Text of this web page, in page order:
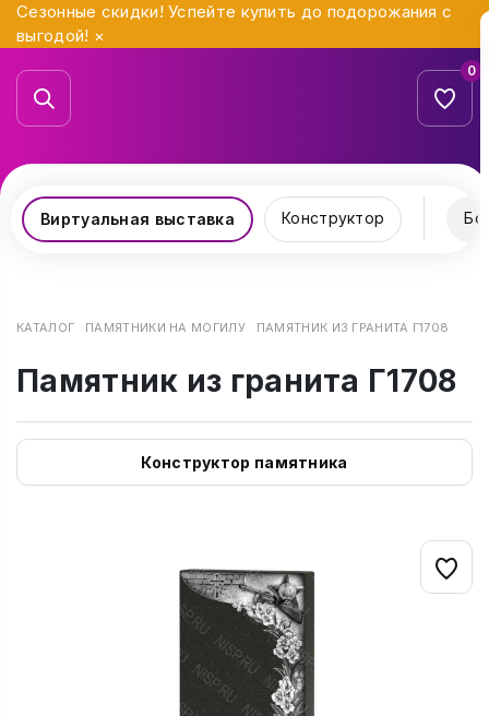
Сезонные скидки! Успейте купить до подорожания с
выгодой! ×
0
Виртуальная выставка Конструктор
КАТАЛОГ ПАМЯТНИКИ НА МОГИЛУ ПАМЯТНИК ИЗ ГРАНИТА Г1708
Памятник из гранита Г1708
Конструктор памятника